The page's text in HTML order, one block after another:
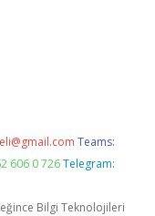
Teams:
606 0 726 Telegram:
Bilgi Teknolojileri